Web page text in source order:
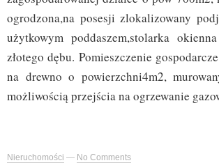
ogrodzona,na posesji zlokalizowany
użytkowym poddaszem,stolarka
złotego dębu. Pomieszczenie
na drewno o powierzchni4m2,
możliwością przejścia na ogrzewanie
Nieruchomości — No Comments